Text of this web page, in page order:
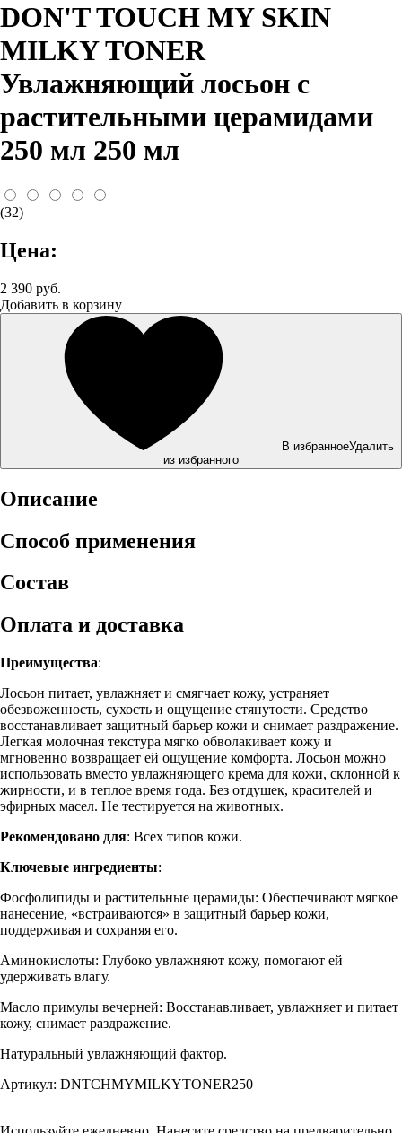
DON'T TOUCH MY SKIN
MILKY TONER
Увлажняющий лосьон с
растительными церамидами
250 мл 250 мл
(32)
Цена:
2 390 руб.
Добавить в корзину
В избранноеУдалить
из избранного
Описание
Способ применения
Состав
Оплата и доставка
Преимущества:
Лосьон питает, увлажняет и смягчает кожу, устраняет
обезвоженность, сухость и ощущение стянутости. Средство
восстанавливает защитный барьер кожи и снимает раздражение.
Легкая молочная текстура мягко обволакивает кожу и
мгновенно возвращает ей ощущение комфорта. Лосьон можно
использовать вместо увлажняющего крема для кожи, склонной к
жирности, и в теплое время года. Без отдушек, красителей и
эфирных масел. Не тестируется на животных.
Рекомендовано для: Всех типов кожи.
Ключевые ингредиенты:
Фосфолипиды и растительные церамиды: Обеспечивают мягкое
нанесение, «встраиваются» в защитный барьер кожи,
поддерживая и сохраняя его.
Аминокислоты: Глубоко увлажняют кожу, помогают ей
удерживать влагу.
Масло примулы вечерней: Восстанавливает, увлажняет и питает
кожу, снимает раздражение.
Натуральный увлажняющий фактор.
Артикул: DNTCHMYMILKYTONER250